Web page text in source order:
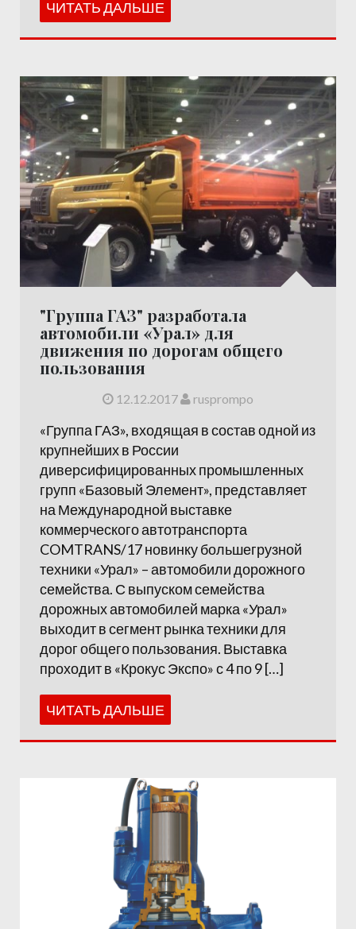
ЧИТАТЬ ДАЛЬШЕ
"Группа ГАЗ" разработала
автомобили «Урал» для
движения по дорогам общего
пользования
12.12.2017 rusprompo
«Группа ГАЗ», входящая в состав одной из
крупнейших в России
диверсифицированных промышленных
групп «Базовый Элемент», представляет
на Международной выставке
коммерческого автотранспорта
COMTRANS/17 новинку большегрузной
техники «Урал» – автомобили дорожного
семейства. С выпуском семейства
дорожных автомобилей марка «Урал»
выходит в сегмент рынка техники для
дорог общего пользования. Выставка
проходит в «Крокус Экспо» с 4 по 9 […]
ЧИТАТЬ ДАЛЬШЕ